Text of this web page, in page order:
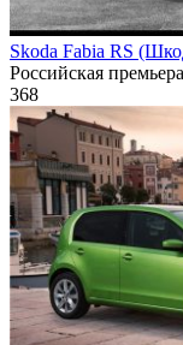
Skoda Fabia RS
Российская
368